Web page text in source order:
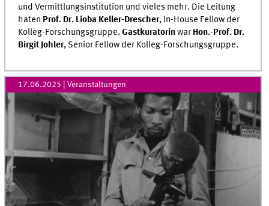
und Vermittlungsinstitution und vieles mehr. Die Leitung
haten Prof. Dr. Lioba Keller-Drescher, In-House Fellow der
Kolleg-Forschungsgruppe.Gastkuratorinwar Hon.-Prof. Dr.
Birgit Johler, Senior Fellow der Kolleg-Forschungsgruppe.
17.06.2025 | Veranstaltungen